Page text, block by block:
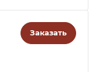
Заказать